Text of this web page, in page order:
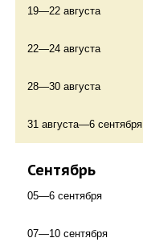
19—22 августа
22—24 августа
28—30 августа
31 августа—6 сентября
Сентябрь
05—6 сентября
07—10 сентября